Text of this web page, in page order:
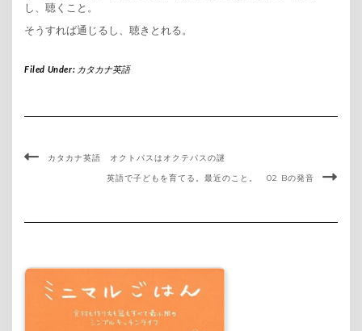
し、聴くこと。
そうすれば通じるし、聴きとれる。
Filed Under: カタカナ英語
カタカナ英語 オクトパスはオクテパスの謎
英語で子どもを育てる。最近のこと。 02 Bの発音